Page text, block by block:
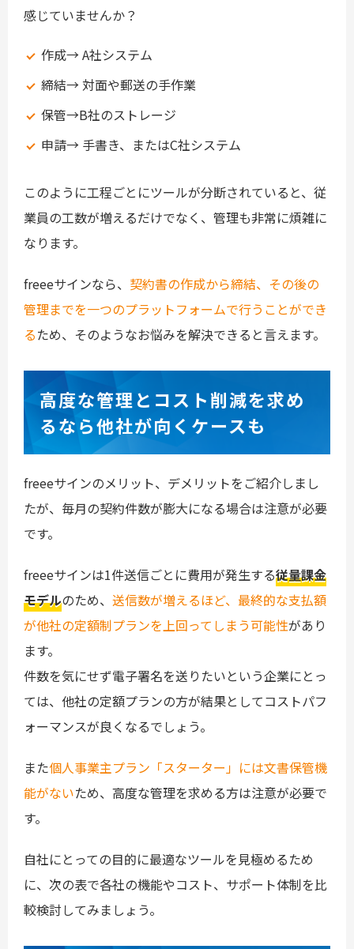
感じていませんか？
作成→ A社システム
締結→ 対面や郵送の手作業
保管→B社のストレージ
申請→ 手書き、またはC社システム
このように工程ごとにツールが分断されていると、従
業員の工数が増えるだけでなく、管理も非常に煩雑に
なります。
freeeサインなら、 契約書の作成から締結、その後の
管理までを一つのプラットフォームで行うことができ
るため、そのようなお悩みを解決できると言えます。
高度な管理とコスト削減を求め
るなら他社が向くケースも
freeeサインのメリット、デメリットをご紹介しまし
たが、毎月の契約件数が膨大になる場合は注意が必要
です。
freeeサインは1件送信ごとに費用が発生する従量課金
モデルのため、 送信数が増えるほど、最終的な支払額
が他社の定額制プランを上回ってしまう可能性があり
ます。
件数を気にせず電子署名を送りたいという企業にとっ
ては、他社の定額プランの方が結果としてコストパフ
ォーマンスが良くなるでしょう。
また個人事業主プラン「スターター」には文書保管機
能がないため、高度な管理を求める方は注意が必要で
す。
自社にとっての目的に最適なツールを見極めるため
に、次の表で各社の機能やコスト、サポート体制を比
較検討してみましょう。